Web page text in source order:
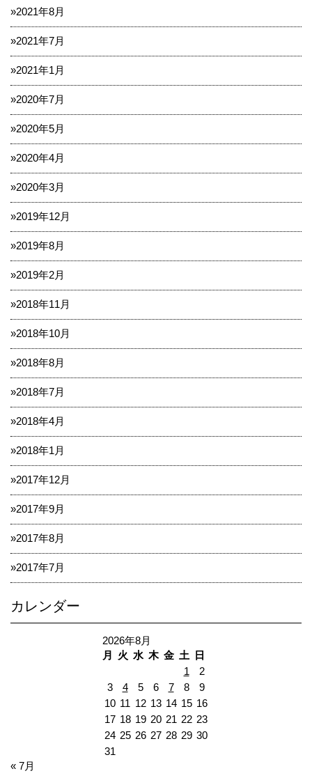
2021年8月
2021年7月
2021年1月
2020年7月
2020年5月
2020年4月
2020年3月
2019年12月
2019年8月
2019年2月
2018年11月
2018年10月
2018年8月
2018年7月
2018年4月
2018年1月
2017年12月
2017年9月
2017年8月
2017年7月
カレンダー
2026年8月
月
火 水 木 金 土
日
1
2
3
4 5 6 7 8
9
10 11 12 13 14 15 16
17 18 19 20 21 22 23
24 25 26 27 28 29 30
31
« 7月